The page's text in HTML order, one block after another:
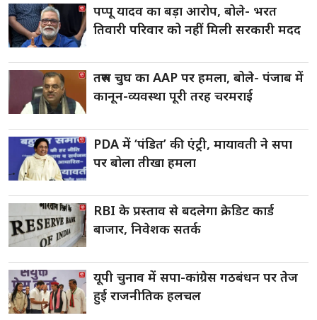
पप्पू यादव का बड़ा आरोप, बोले- भरत
तिवारी परिवार को नहीं मिली सरकारी मदद
तरुण चुघ का AAP पर हमला, बोले- पंजाब में
कानून-व्यवस्था पूरी तरह चरमराई
PDA में ‘पंडित’ की एंट्री, मायावती ने सपा
पर बोला तीखा हमला
RBI के प्रस्ताव से बदलेगा क्रेडिट कार्ड
बाजार, निवेशक सतर्क
यूपी चुनाव में सपा-कांग्रेस गठबंधन पर तेज
हुई राजनीतिक हलचल